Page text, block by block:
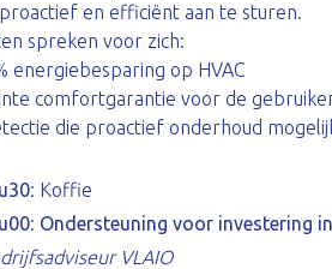
en efficiënt aan te sturen.
spreken voor zich:
energiebesparing op HVAC
comfortgarantie voor de
die proactief onderhoud
: Koffie
: Ondersteuning voor investering
VLAIO